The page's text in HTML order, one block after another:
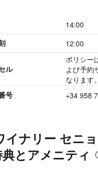
14:00
12:00
ル
ポリシー
よび予約
なります。
号 +34 958
イナリー セニ
とアメニティ